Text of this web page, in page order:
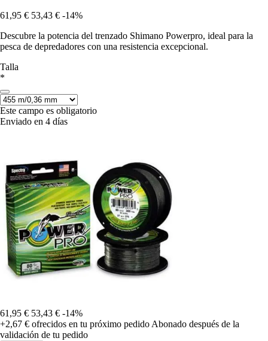
61,95 € 53,43 € -14%
Descubre la potencia del trenzado Shimano Powerpro, ideal para la
pesca de depredadores con una resistencia excepcional.
Talla
*
Este campo es obligatorio
Enviado en 4 días
61,95 € 53,43 € -14%
+2,67 € ofrecidos en tu próximo pedido Abonado después de la
validación de tu pedido